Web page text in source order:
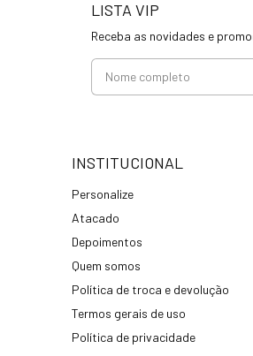
LISTA VIP
Receba as novidades e
INSTITUCIONAL
Personalize
Atacado
Depoimentos
Quem somos
Política de troca e devolução
Termos gerais de uso
Política de privacidade